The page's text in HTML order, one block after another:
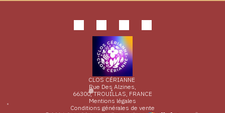
CLOS CÉRIANNE
Rue Des Alzines,
66300, TROUILLAS, FRANCE
Mentions légales
Conditions générales de vente